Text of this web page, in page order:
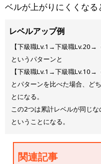
ベルが上がりにくくなる
レベルアップ例
【下級職Lv.1→下級職Lv.20→
というパターンと
【下級職Lv.1→下級職Lv.10→
とパターンを比べた場合、ど
とになる。
この2つは累計レベルが同じ
ということになる。
関連記事